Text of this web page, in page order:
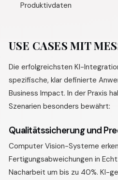
Produktivdaten
USE CASES MIT
Die erfolgreichsten KI-
spezifische, klar definierte
Business Impact. In der Praxis
Szenarien besonders bewährt:
Qualitätssicherung und
Computer Vision-Systeme
Fertigungsabweichungen in
Nacharbeit um bis zu 40%. KI-